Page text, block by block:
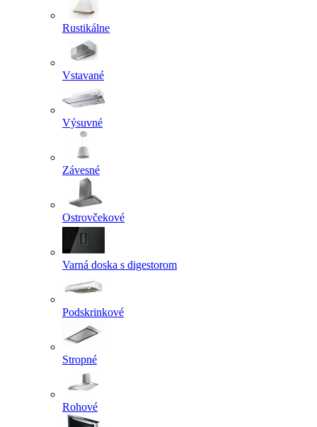
Rustikálne
Vstavané
Výsuvné
Závesné
Ostrovčekové
Varná doska s digestorom
Podskrinkové
Stropné
Rohové